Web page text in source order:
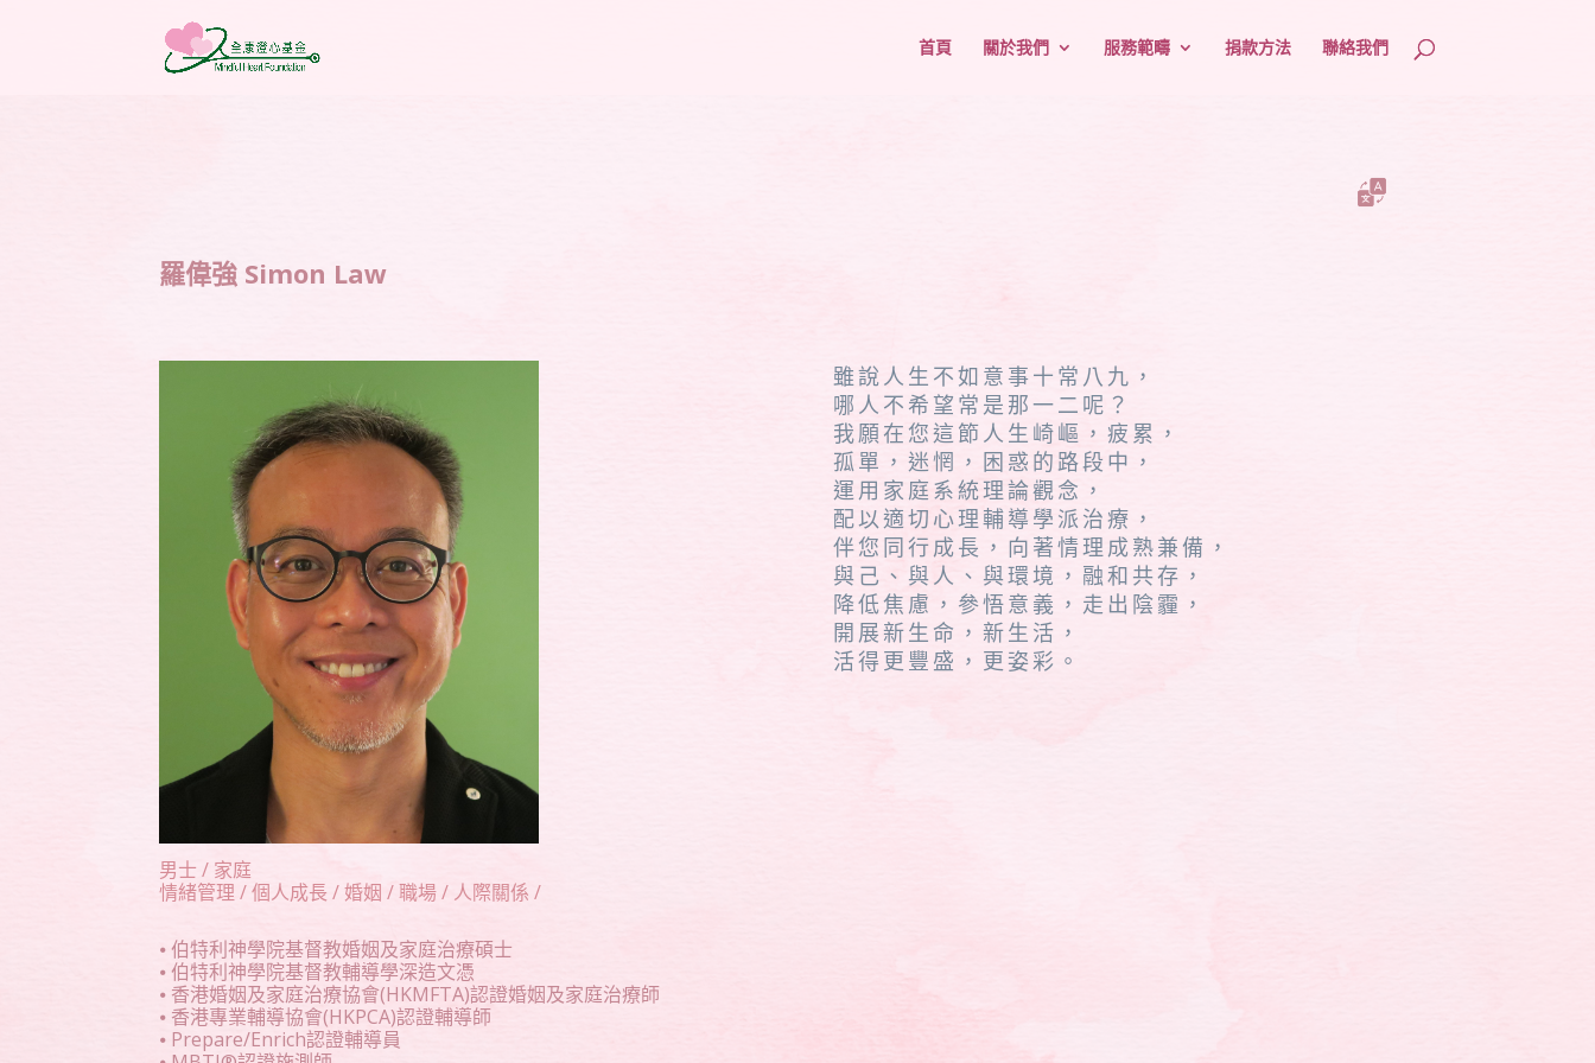
首頁 關於我們 服務範疇 捐款方法 聯絡我們
羅偉強 Simon Law
男士 / 家庭
情緒管理 / 個人成長 / 婚姻 / 職場 / 人際關係 /
⦁ 伯特利神學院基督教婚姻及家庭治療碩士
⦁ 伯特利神學院基督教輔導學深造文憑
⦁ 香港婚姻及家庭治療協會(HKMFTA)認證婚姻及家庭治療師
⦁ 香港專業輔導協會(HKPCA)認證輔導師
⦁ Prepare/Enrich認證輔導員
雖說人生不如意事十常八九，
哪人不希望常是那一二呢？
我願在您這節人生崎嶇，疲累，
孤單，迷惘，困惑的路段中，
運用家庭系統理論觀念，
配以適切心理輔導學派治療，
伴您同行成長，向著情理成熟兼備，
與己、與人、與環境，融和共存，
降低焦慮，參悟意義，走出陰霾，
開展新生命，新生活，
活得更豐盛，更姿彩。